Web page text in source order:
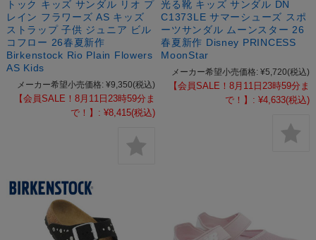
トック キッズ サンダル リオ プ
レイン フラワーズ AS キッズ
ストラップ 子供 ジュニア ビル
コフロー 26春夏新作
Birkenstock Rio Plain Flowers
AS Kids
メーカー希望小売価格: ¥9,350(税込)
【会員SALE！8月11日23時59分ま
で！】: ¥8,415(税込)
光る靴 キッズ サンダル DN
C1373LE サマーシューズ スポ
ーツサンダル ムーンスター 26
春夏新作 Disney PRINCESS
MoonStar
メーカー希望小売価格: ¥5,720(税込)
【会員SALE！8月11日23時59分ま
で！】: ¥4,633(税込)